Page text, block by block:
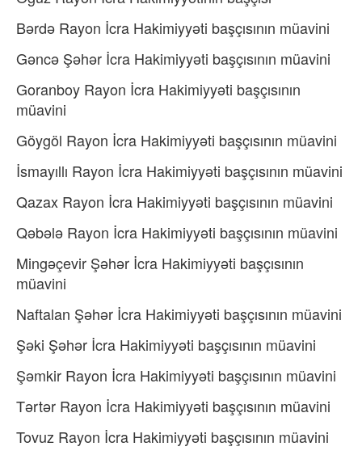
Bərdə Rayon İcra Hakimiyyəti başçısının müavini
Gəncə Şəhər İcra Hakimiyyəti başçısının müavini
Goranboy Rayon İcra Hakimiyyəti başçısının
müavini
Göygöl Rayon İcra Hakimiyyəti başçısının müavini
İsmayıllı Rayon İcra Hakimiyyəti başçısının müavini
Qazax Rayon İcra Hakimiyyəti başçısının müavini
Qəbələ Rayon İcra Hakimiyyəti başçısının müavini
Mingəçevir Şəhər İcra Hakimiyyəti başçısının
müavini
Naftalan Şəhər İcra Hakimiyyəti başçısının müavini
Şəki Şəhər İcra Hakimiyyəti başçısının müavini
Şəmkir Rayon İcra Hakimiyyəti başçısının müavini
Tərtər Rayon İcra Hakimiyyəti başçısının müavini
Tovuz Rayon İcra Hakimiyyəti başçısının müavini